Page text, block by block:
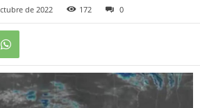
de 2022 172 0